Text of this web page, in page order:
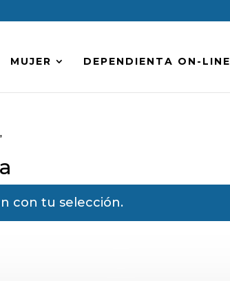
MUJER DEPENDIENTA ON-LINE
con tu selección.